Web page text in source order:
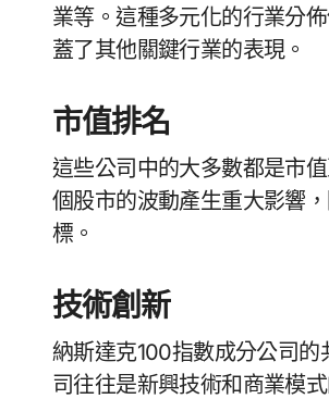
業等。這種多元化的行業分
蓋了其他關鍵行業的表現。
市值排名
這些公司中的大多數都是市
個股市的波動產生重大影響
標。
技術創新
納斯達克100指數成分公司
司往往是新興技術和商業模